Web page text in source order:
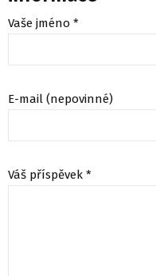
Vaše jméno *
E-mail (nepovinné)
Váš příspěvek *